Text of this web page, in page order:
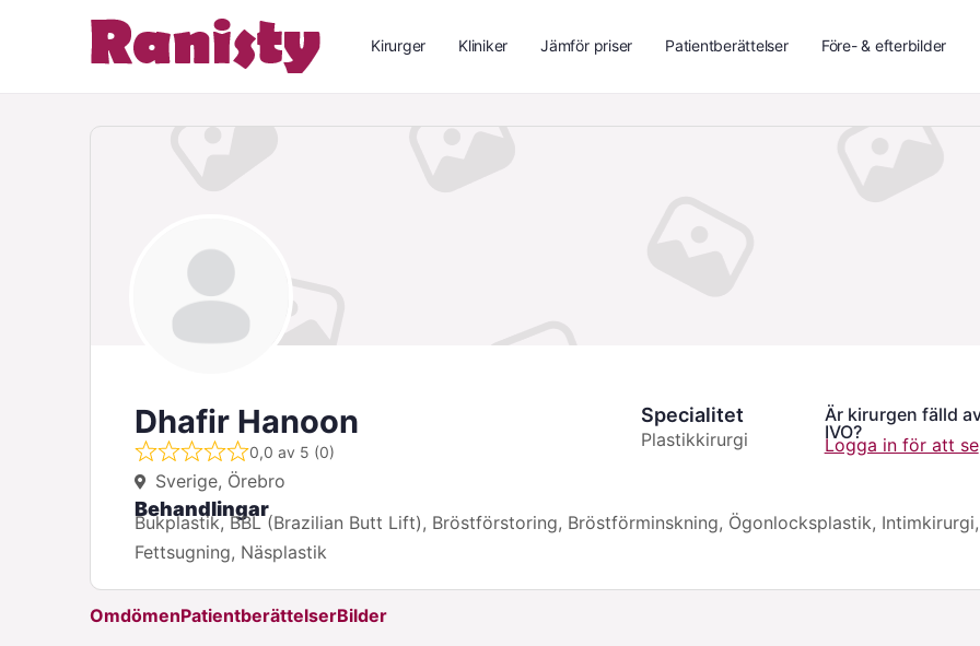
Kirurger Kliniker Jämför priser Patientberättelser Före- & efterbilder
Dhafir Hanoon
0,0 av 5 (0)
Sverige, Örebro
Specialitet
Plastikkirurgi
Är kirurgen fälld
IVO?
Logga in för att se
Behandlingar
Bukplastik, BBL (Brazilian Butt Lift), Bröstförstoring, Bröstförminskning, Ögonlocksplastik, Intimkirurgi,
Fettsugning, Näsplastik
OmdömenPatientberättelserBilder